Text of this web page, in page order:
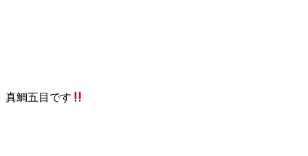
真鯛五目です